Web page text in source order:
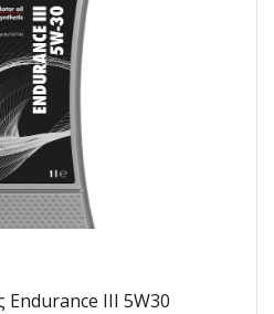
Endurance III 5W30